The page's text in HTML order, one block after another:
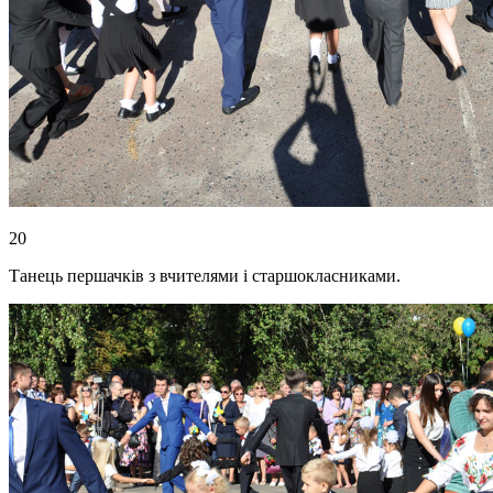
20
Танець першачків з вчителями і старшокласниками.